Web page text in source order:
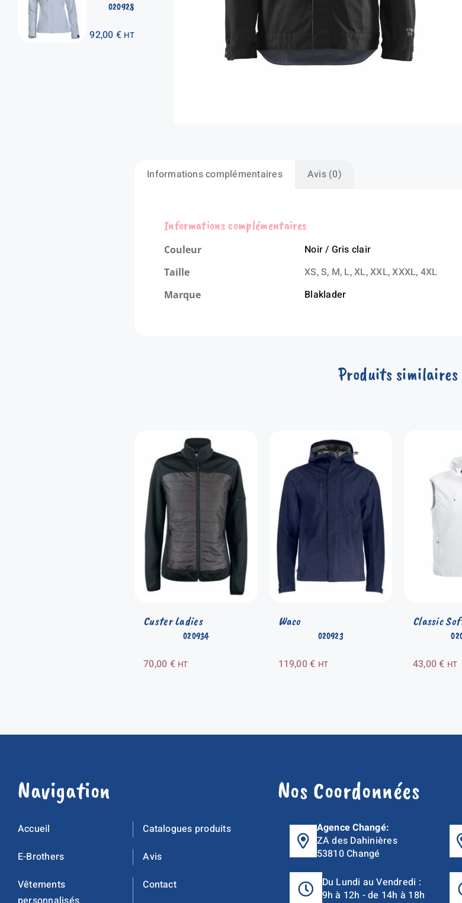
020928
92,00 € HT
Informations complémentaires Avis (0)
Informations complémentaires
Couleur Noir / Gris clair
Taille XS, S, M, L, XL, XXL, XXXL, 4XL
Marque Blaklader
Produits similaires
020934
Custer Ladies
70,00 € HT
020923
Waco
119,00€ HT
Classic
43,00€ HT
Navigation
Accueil
E-Brothers
Vêtements
Catalogues produits
Avis
Contact
Nos Coordonnées
Agence Changé:
ZA des Dahinières
53810 Changé
Du Lundi au Vendredi :
9h à 12h - de 14h à 18h